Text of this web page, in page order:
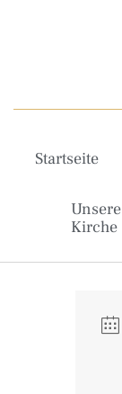
Startseite
Unsere
Kirche